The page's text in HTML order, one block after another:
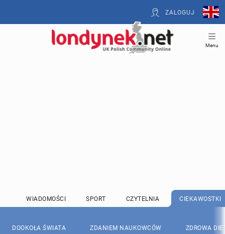
ZALOGUJ
Menu
WIADOMOŚCI SPORT CZYTELNIA CIEKAWOSTKI
DOOKOŁA ŚWIATA ZDANIEM NAUKOWCÓW ZDROWA